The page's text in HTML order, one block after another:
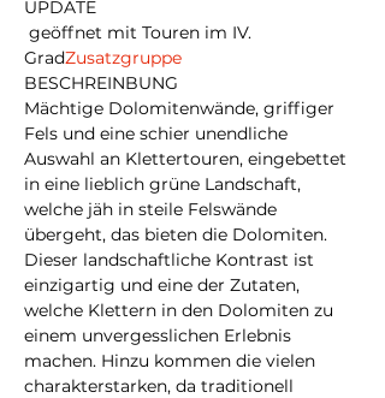
UPDATE
GradZusatzgruppe
BESCHREINBUNG
Mächtige Dolomitenwände, griffiger
Fels und eine schier unendliche
Auswahl an Klettertouren, eingebettet
in eine lieblich grüne Landschaft,
welche jäh in steile Felswände
übergeht, das bieten die Dolomiten.
Dieser landschaftliche Kontrast ist
einzigartig und eine der Zutaten,
welche Klettern in den Dolomiten zu
einem unvergesslichen Erlebnis
machen. Hinzu kommen die vielen
charakterstarken, da traditionell